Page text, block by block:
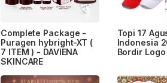
Complete Package -
Puragen hybright-XT (
7 ITEM ) - DAVIENA
SKINCARE
Topi 17
Indonesia
Bordir